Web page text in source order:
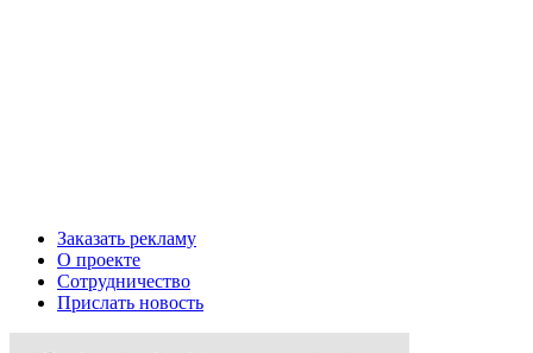
Заказать рекламу
О проекте
Сотрудничество
Прислать новость